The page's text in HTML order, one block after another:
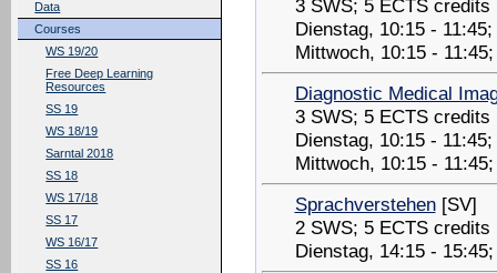
Data
Courses
WS 19/20
Free Deep Learning
Resources
SS 19
WS 18/19
Sarntal 2018
SS 18
WS 17/18
SS 17
WS 16/17
SS 16
3 SWS; 5 ECTS credits
Dienstag, 10:15 -
Mittwoch, 10:15 -
Diagnostic Medical
3 SWS; 5 ECTS credits
Dienstag, 10:15 -
Mittwoch, 10:15 -
Sprachverstehen[SV]
2 SWS; 5 ECTS credits
Dienstag, 14:15 -